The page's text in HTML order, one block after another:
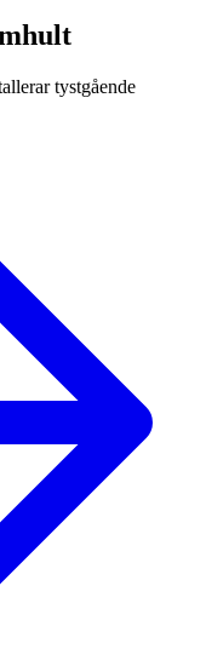
tystgående